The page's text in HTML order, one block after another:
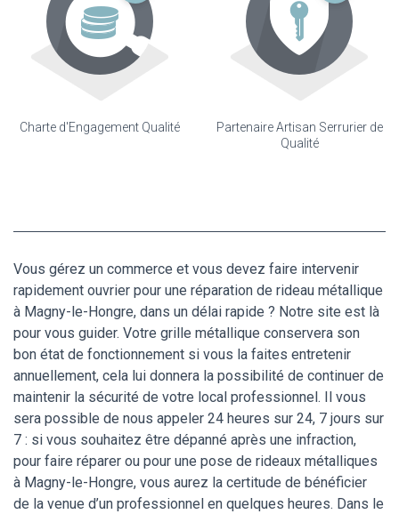
Charte d'Engagement Qualité
Partenaire Artisan Serrurier de
Qualité
Vous gérez un commerce et vous devez faire intervenir
rapidement ouvrier pour une réparation de rideau métallique
à Magny-le-Hongre, dans un délai rapide ? Notre site est là
pour vous guider. Votre grille métallique conservera son
bon état de fonctionnement si vous la faites entretenir
annuellement, cela lui donnera la possibilité de continuer de
maintenir la sécurité de votre local professionnel. Il vous
sera possible de nous appeler 24 heures sur 24, 7 jours sur
7 : si vous souhaitez être dépanné après une infraction,
pour faire réparer ou pour une pose de rideaux métalliques
à Magny-le-Hongre, vous aurez la certitude de bénéficier
de la venue d’un professionnel en quelques heures. Dans le